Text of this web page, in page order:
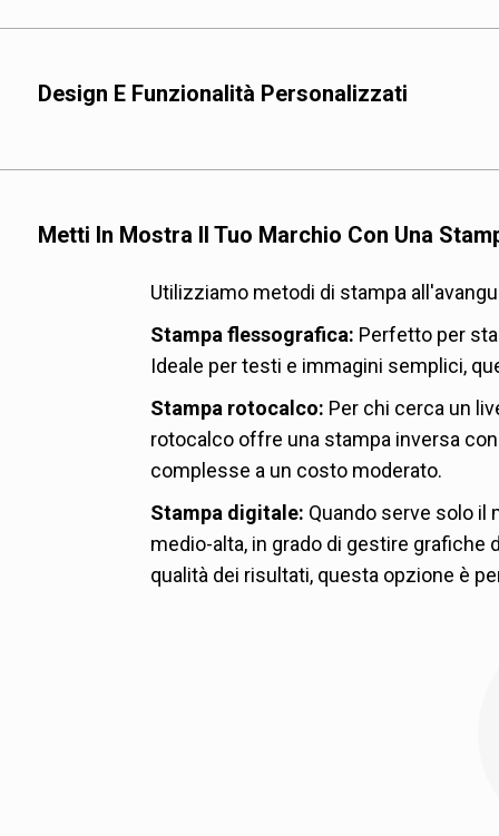
Riciclabile
foglio di alluminio
Laminato opaco
Laminato lucido
Kraft marrone
Kraft bianco laminato
Kraft nero laminato
Lucido spot con
Design E Funzionalità Personalizzati
Valvola di degasaggio
Tacca di strappo
Foro per la mano in
Foro per appendere
Punteggio laser
Cravatte di latta
Finestra trasparente
Queste
caffè, consentendo
Metti In Mostra Il Tuo Marchio Con Una
Utilizziamo metodi di stampa
Stampa flessografica: Perfetto per
Ideale per testi e immagini semplici,
Stampa rotocalco: Per chi cerca un
rotocalco offre una stampa inversa
complesse a un costo moderato.
Stampa digitale: Quando serve solo il
medio-alta, in grado di gestire grafiche
qualità dei risultati, questa opzione è